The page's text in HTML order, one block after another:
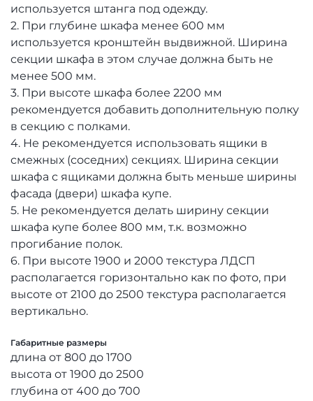
используется штанга под одежду.
2. При глубине шкафа менее 600 мм
используется кронштейн выдвижной. Ширина
секции шкафа в этом случае должна быть не
менее 500 мм.
3. При высоте шкафа более 2200 мм
рекомендуется добавить дополнительную полку
в секцию с полками.
4. Не рекомендуется использовать ящики в
смежных (соседних) секциях. Ширина секции
шкафа с ящиками должна быть меньше ширины
фасада (двери) шкафа купе.
5. Не рекомендуется делать ширину секции
шкафа купе более 800 мм, т.к. возможно
прогибание полок.
6. При высоте 1900 и 2000 текстура ЛДСП
располагается горизонтально как по фото, при
высоте от 2100 до 2500 текстура располагается
вертикально.
Габаритные размеры
длина от 800 до 1700
высота от 1900 до 2500
глубина от 400 до 700